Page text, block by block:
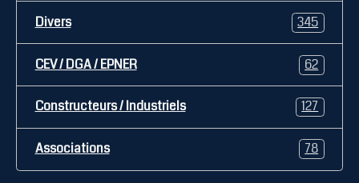
Divers 345
CEV / DGA / EPNER 62
Constructeurs / Industriels 127
Associations 78